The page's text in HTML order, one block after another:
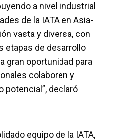
a nivel industrial
de la IATA en Asia-
vasta y diversa, con
etapas de desarrollo
gran oportunidad para
colaboren y
potencial”, declaró
equipo de la IATA,